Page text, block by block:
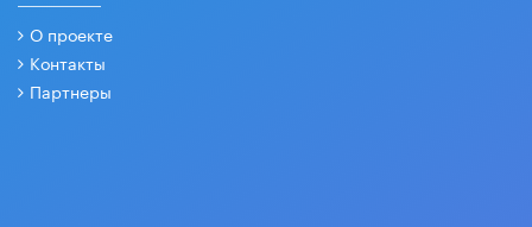
О проекте
Контакты
Партнеры